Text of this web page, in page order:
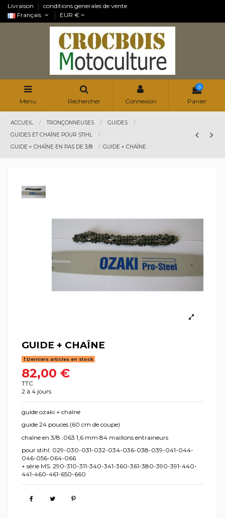
Livraison
conditions generales de vente
Français
EUR €
Menu Rechercher Connexion
0
Panier
ACCUEIL TRONÇONNEUSES
GUIDES
GUIDES ET CHAÎNE POUR STIHL
GUIDE + CHAÎNE EN PAS DE 3/8
GUIDE + CHAÎNE
GUIDE + CHAÎNE
Derniers articles en stock
82,00 €
TTC
2 à 4 jours
guide ozaki + chaîne
guide 24 pouces (60 cm de coupe)
chaîne en 3/8 .063 1,6 mm 84 maillons entraineurs
pour stihl: 029-030-031-032-034-036-038-039-041-044-
046-056-064-066
+ série MS: 290-310-311-340-341-360-361-380-390-391-440-
441-460-461-650-660